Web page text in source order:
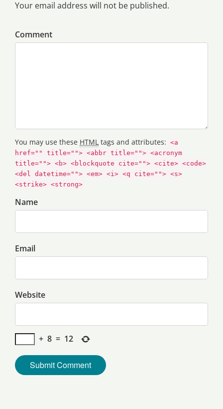
Your email address will not be published.
Comment
You may use these HTML tags and attributes: <a
href="" title=""> <abbr title=""> <acronym
title=""> <b> <blockquote cite=""> <cite> <code>
<del datetime=""> <em> <i> <q cite=""> <s>
<strike> <strong>
Name
Email
Website
+ 8 = 12